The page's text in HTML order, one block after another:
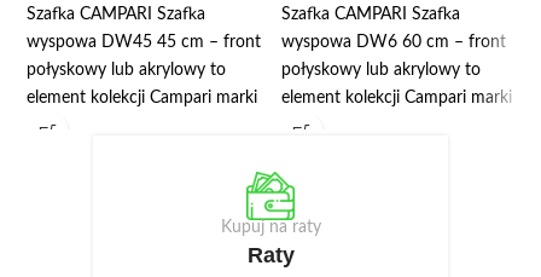
Szafka CAMPARI Szafka
wyspowa DW45 45 cm – front
połyskowy lub akrylowy to
element kolekcji Campari marki
Layman, przeznaczony do
82/87 cm. W danych produktu
Szafka CAMPARI Szafka
wyspowa DW6 60 cm – front
połyskowy lub akrylowy to
element kolekcji Campari marki
Layman, przeznaczony do
Najważniejsze wymiary:
szerokość 60 cm, wysokość
82/87 cm. W danych produktu
wskazano: płyta laminowana,
Kupuj na raty
Raty